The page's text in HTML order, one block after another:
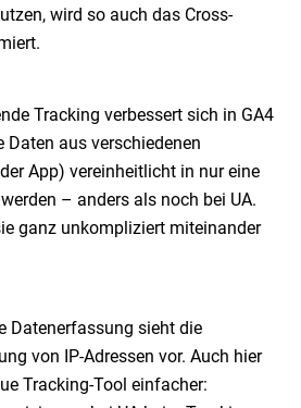
wird so auch das Cross-
Tracking verbessert sich in GA4
Daten aus verschiedenen
App) vereinheitlicht in nur eine
– anders als noch bei UA.
ganz unkompliziert miteinander
Datenerfassung sieht die
von IP-Adressen vor. Auch hier
Tracking-Tool einfacher: